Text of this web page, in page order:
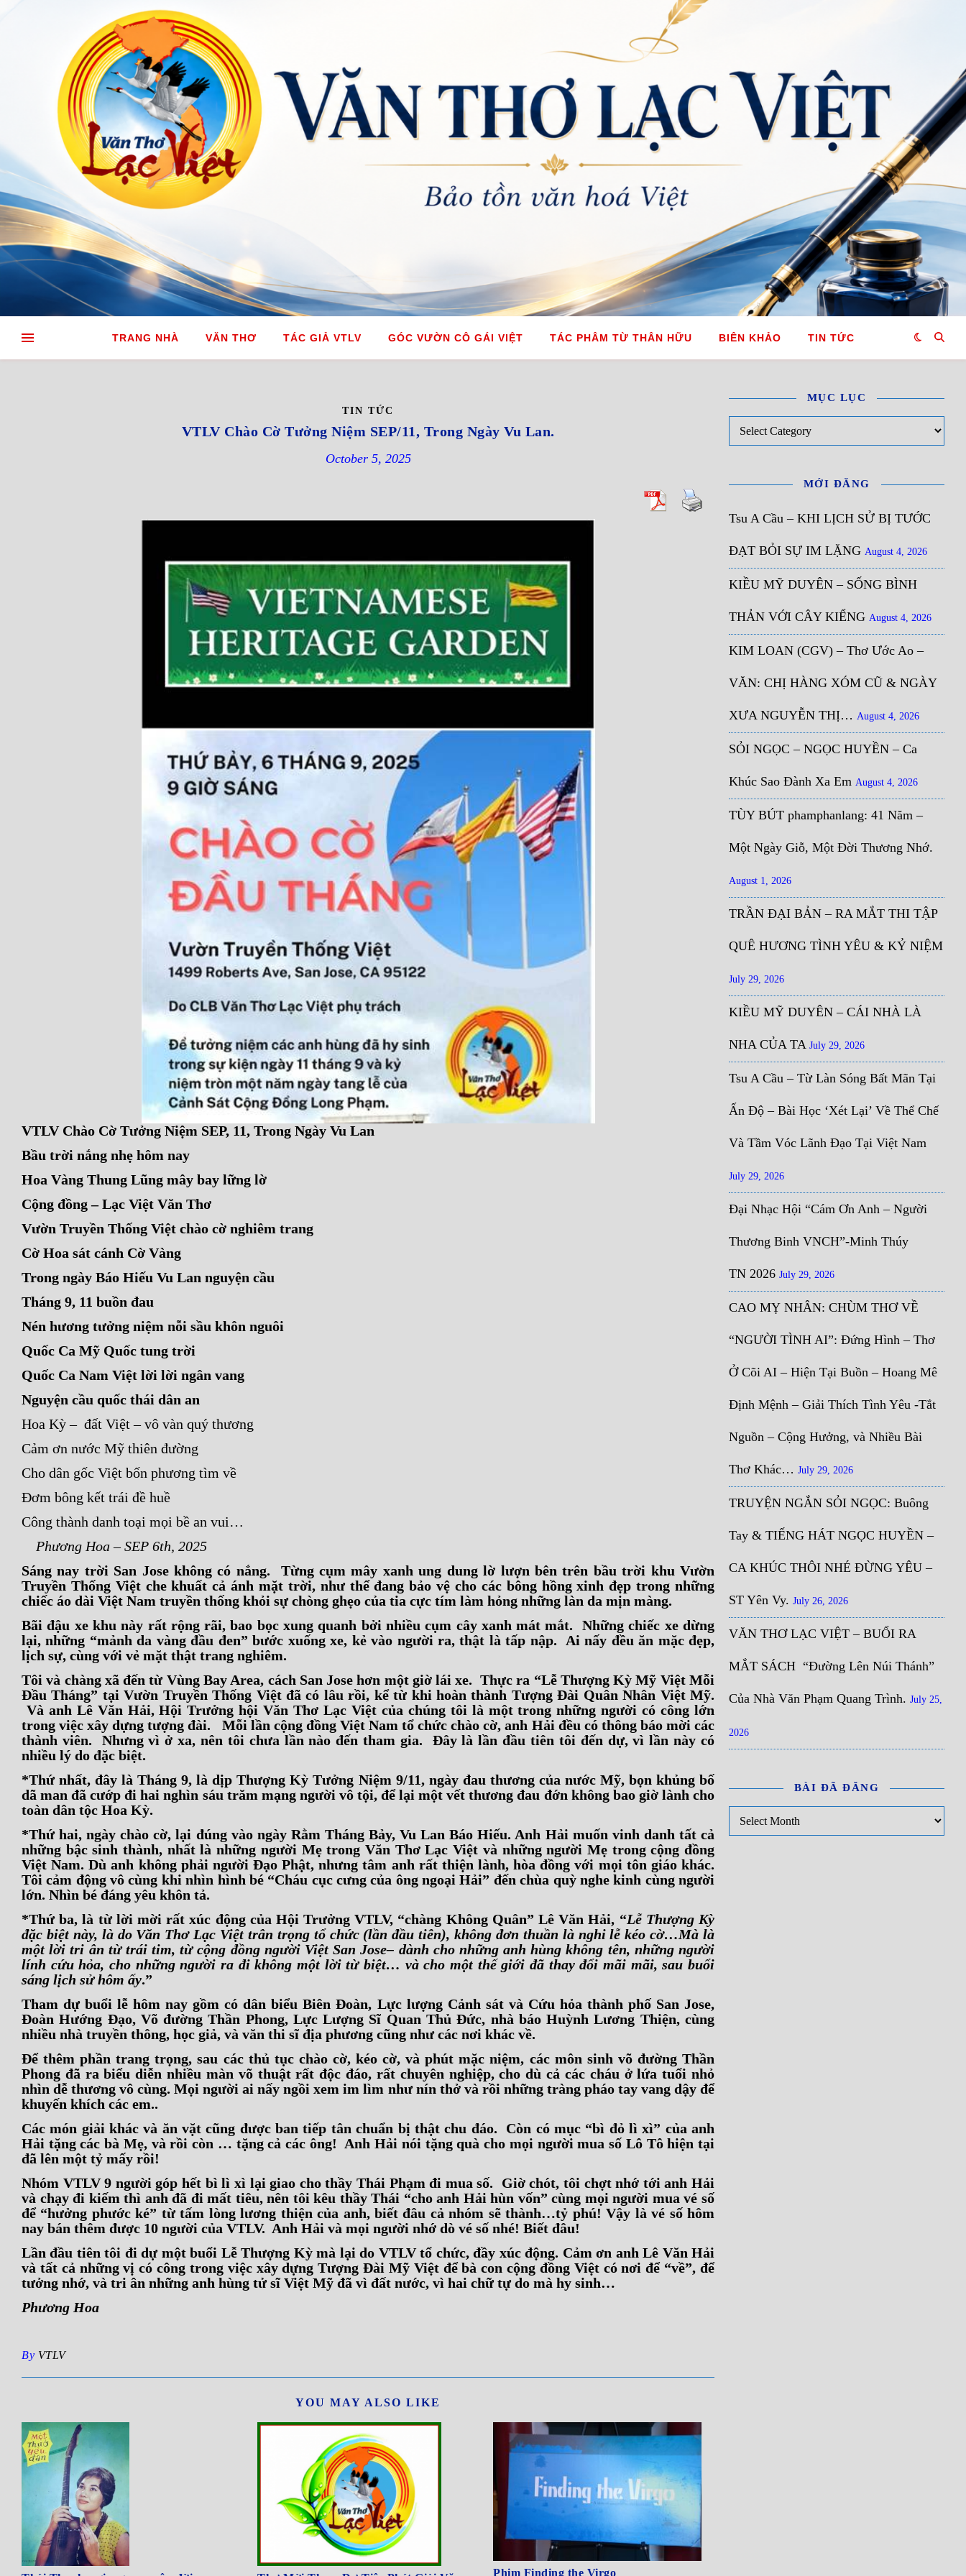
TRANG NHÀ VĂN THƠ TÁC GIẢ VTLV GÓC VƯỜN CÔ GÁI VIỆT TÁC PHÂM TỪ THÂN HỮU BIÊN KHẢO TIN TỨC
TIN TỨC
VTLV Chào Cờ Tưởng Niệm SEP/11, Trong Ngày Vu Lan.
October 5, 2025
VTLV Chào Cờ Tưởng Niệm SEP, 11, Trong Ngày Vu Lan
Bầu trời nắng nhẹ hôm nay
Hoa Vàng Thung Lũng mây bay lững lờ
Cộng đồng – Lạc Việt Văn Thơ
Vườn Truyền Thống Việt chào cờ nghiêm trang
Cờ Hoa sát cánh Cờ Vàng
Trong ngày Báo Hiếu Vu Lan nguyện cầu
Tháng 9, 11 buồn đau
Nén hương tưởng niệm nỗi sầu khôn nguôi
Quốc Ca Mỹ Quốc tung trời
Quốc Ca Nam Việt lời lời ngân vang
Nguyện cầu quốc thái dân an
Hoa Kỳ – đất Việt – vô vàn quý thương
Cảm ơn nước Mỹ thiên đường
Cho dân gốc Việt bốn phương tìm về
Đơm bông kết trái đề huề
Công thành danh toại mọi bề an vui…
Phương Hoa – SEP 6th, 2025
Sáng nay trời San Jose không có nắng. Từng cụm mây xanh ung dung lờ lượn bên trên bầu trời khu Vườn
Truyền Thống Việt che khuất cả ánh mặt trời, như thể đang bảo vệ cho các bông hồng xinh đẹp trong những
chiếc áo dài Việt Nam truyền thống khỏi sự chòng ghẹo của tia cực tím làm hỏng những làn da mịn màng.
Bãi đậu xe khu này rất rộng rãi, bao bọc xung quanh bởi nhiều cụm cây xanh mát mắt. Những chiếc xe dừng
lại, những “mảnh da vàng đầu đen” bước xuống xe, kẻ vào người ra, thật là tấp nập. Ai nấy đều ăn mặc đẹp,
lịch sự, cùng với vẻ mặt thật trang nghiêm.
Tôi và chàng xã đến từ Vùng Bay Area, cách San Jose hơn một giờ lái xe. Thực ra “Lễ Thượng Kỳ Mỹ Việt Mỗi
Đầu Tháng” tại Vườn Truyền Thống Việt đã có lâu rồi, kể từ khi hoàn thành Tượng Đài Quân Nhân Việt Mỹ.
Và anh Lê Văn Hải, Hội Trưởng hội Văn Thơ Lạc Việt của chúng tôi là một trong những người có công lớn
trong việc xây dựng tượng đài. Mỗi lần cộng đồng Việt Nam tổ chức chào cờ, anh Hải đều có thông báo mời các
thành viên. Nhưng vì ở xa, nên tôi chưa lần nào đến tham gia. Đây là lần đầu tiên tôi đến dự, vì lần này có
nhiều lý do đặc biệt.
*Thứ nhất, đây là Tháng 9, là dịp Thượng Kỳ Tưởng Niệm 9/11, ngày đau thương của nước Mỹ, bọn khủng bố
dã man đã cướp đi hai nghìn sáu trăm mạng người vô tội, để lại một vết thương đau đớn không bao giờ lành cho
toàn dân tộc Hoa Kỳ.
*Thứ hai, ngày chào cờ, lại đúng vào ngày Rằm Tháng Bảy, Vu Lan Báo Hiếu. Anh Hải muốn vinh danh tất cả
những bậc sinh thành, nhất là những người Mẹ trong Văn Thơ Lạc Việt và những người Mẹ trong cộng đồng
Việt Nam. Dù anh không phải người Đạo Phật, nhưng tâm anh rất thiện lành, hòa đồng với mọi tôn giáo khác.
Tôi cảm động vô cùng khi nhìn hình bé “Cháu cục cưng của ông ngoại Hải” đến chùa quỳ nghe kinh cùng người
lớn. Nhìn bé đáng yêu khôn tả.
*Thứ ba, là từ lời mời rất xúc động của Hội Trưởng VTLV, “chàng Không Quân” Lê Văn Hải, “Lễ Thượng Kỳ
đặc biệt này, là do Văn Thơ Lạc Việt trân trọng tổ chức (lần đầu tiên), không đơn thuần là nghi lễ kéo cờ…Mà là
một lời tri ân từ trái tim, từ cộng đồng người Việt San Jose– dành cho những anh hùng không tên, những người
lính cứu hỏa, cho những người ra đi không một lời từ biệt… và cho một thế giới đã thay đổi mãi mãi, sau buổi
sáng lịch sử hôm ấy.”
Tham dự buổi lễ hôm nay gồm có dân biểu Biên Đoàn, Lực lượng Cảnh sát và Cứu hỏa thành phố San Jose,
Đoàn Hướng Đạo, Võ đường Thần Phong, Lực Lượng Sĩ Quan Thủ Đức, nhà báo Huỳnh Lương Thiện, cùng
nhiều nhà truyền thông, học giả, và văn thi sĩ địa phương cũng như các nơi khác về.
Để thêm phần trang trọng, sau các thủ tục chào cờ, kéo cờ, và phút mặc niệm, các môn sinh võ đường Thần
Phong đã ra biểu diễn nhiều màn võ thuật rất độc đáo, rất chuyên nghiệp, cho dù cả các cháu ở lứa tuổi nhỏ
nhìn dễ thương vô cùng. Mọi người ai nấy ngồi xem im lìm như nín thở và rồi những tràng pháo tay vang dậy để
khuyến khích các em..
Các món giải khác và ăn vặt cũng được ban tiếp tân chuẩn bị thật chu đáo. Còn có mục “bì đỏ lì xì” của anh
Hải tặng các bà Mẹ, và rồi còn … tặng cả các ông! Anh Hải nói tặng quà cho mọi người mua số Lô Tô hiện tại
đã lên một tỷ mấy rồi!
Nhóm VTLV 9 người góp hết bì lì xì lại giao cho thầy Thái Phạm đi mua số. Giờ chót, tôi chợt nhớ tới anh Hải
và chạy đi kiếm thì anh đã đi mất tiêu, nên tôi kêu thầy Thái “cho anh Hải hùn vốn” cùng mọi người mua vé số
để “hưởng phước ké” từ tấm lòng lương thiện của anh, biết đâu cả nhóm sẽ thành…tỷ phú! Vậy là vé số hôm
nay bán thêm được 10 người của VTLV. Anh Hải và mọi người nhớ dò vé số nhé! Biết đâu!
Lần đầu tiên tôi đi dự một buổi Lễ Thượng Kỳ mà lại do VTLV tổ chức, đầy xúc động. Cảm ơn anh Lê Văn Hải
và tất cả những vị có công trong việc xây dựng Tượng Đài Mỹ Việt để bà con cộng đồng Việt có nơi để “về”, để
tưởng nhớ, và tri ân những anh hùng tử sĩ Việt Mỹ đã vì đất nước, vì hai chữ tự do mà hy sinh…
Phương Hoa
By VTLV
YOU MAY ALSO LIKE
Phim Finding the Virgo
MỤC LỤC
MỚI ĐĂNG
Tsu A Cầu – KHI LỊCH SỬ BỊ TƯỚC
ĐẠT BỎI SỰ IM LẶNG August 4, 2026
KIỀU MỸ DUYÊN – SỐNG BÌNH
THẢN VỚI CÂY KIỂNG August 4, 2026
KIM LOAN (CGV) – Thơ Ước Ao –
VĂN: CHỊ HÀNG XÓM CŨ & NGÀY
XƯA NGUYỄN THỊ… August 4, 2026
SỎI NGỌC – NGỌC HUYỀN – Ca
Khúc Sao Đành Xa Em August 4, 2026
TÙY BÚT phamphanlang: 41 Năm –
Một Ngày Giỗ, Một Đời Thương Nhớ.
August 1, 2026
TRẦN ĐẠI BẢN – RA MẮT THI TẬP
QUÊ HƯƠNG TÌNH YÊU & KỶ NIỆM
July 29, 2026
KIỀU MỸ DUYÊN – CÁI NHÀ LÀ
NHA CỦA TA July 29, 2026
Tsu A Cầu – Từ Làn Sóng Bất Mãn Tại
Ấn Độ – Bài Học ‘Xét Lại’ Về Thể Chế
Và Tầm Vóc Lãnh Đạo Tại Việt Nam
July 29, 2026
Đại Nhạc Hội “Cám Ơn Anh – Người
Thương Binh VNCH”-Minh Thúy
TN 2026 July 29, 2026
CAO MỴ NHÂN: CHÙM THƠ VỀ
“NGƯỜI TÌNH AI”: Đứng Hình – Thơ
Ở Cõi AI – Hiện Tại Buồn – Hoang Mê
Định Mệnh – Giải Thích Tình Yêu -Tắt
Nguồn – Cộng Hưởng, và Nhiều Bài
Thơ Khác… July 29, 2026
TRUYỆN NGẮN SỎI NGỌC: Buông
Tay & TIẾNG HÁT NGỌC HUYỀN –
CA KHÚC THÔI NHÉ ĐỪNG YÊU –
ST Yên Vy. July 26, 2026
VĂN THƠ LẠC VIỆT – BUỔI RA
MẮT SÁCH “Đường Lên Núi Thánh”
Của Nhà Văn Phạm Quang Trình. July 25,
2026
BÀI ĐÃ ĐĂNG